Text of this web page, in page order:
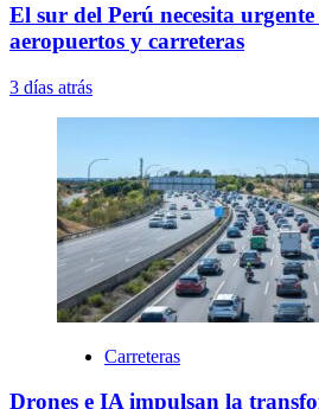
El sur del Perú necesita urgente
aeropuertos y carreteras
3 días atrás
Carreteras
Drones e IA impulsan la